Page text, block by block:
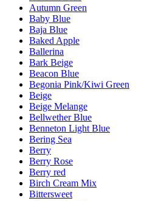
Autumn Green
Baby Blue
Baja Blue
Baked Apple
Ballerina
Bark Beige
Beacon Blue
Begonia Pink/Kiwi Green
Beige
Beige Melange
Bellwether Blue
Benneton Light Blue
Bering Sea
Berry
Berry Rose
Berry red
Birch Cream Mix
Bittersweet